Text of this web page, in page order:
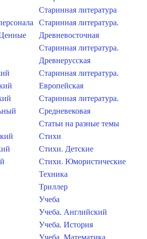
Старинная литература
Старинная литература.
Древневосточная
Старинная литература.
Древнерусская
Старинная литература.
Европейская
Старинная литература.
Средневековая
Статьи на разные темы
Стихи
Стихи. Детские
Стихи. Юмористические
Техника
Триллер
Учеба
Учеба. Английский
Учеба. История
Учеба. Математика